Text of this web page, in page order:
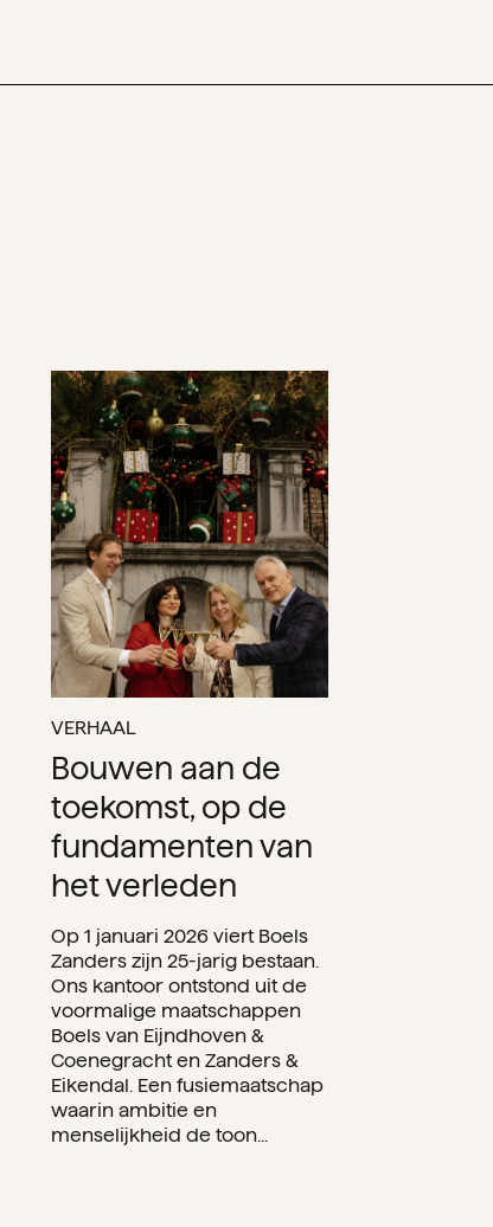
VERHAAL
Bouwen aan de
toekomst, op de
fundamenten van
het verleden
Op 1 januari 2026 viert Boels
Zanders zijn 25-jarig bestaan.
Ons kantoor ontstond uit de
voormalige maatschappen
Boels van Eijndhoven &
Coenegracht en Zanders &
Eikendal. Een fusiemaatschap
waarin ambitie en
menselijkheid de toon...